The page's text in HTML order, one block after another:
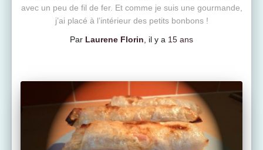
avec un peu de fil de fer. Et comme je suis une gourmande,
j’ai placé à l’intérieur des petits bonbons !
Par Laurene Florin , il y a 15 ans